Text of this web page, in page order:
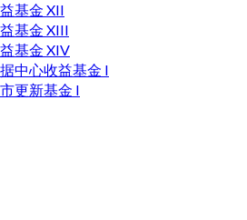
基金 XII
基金 XIII
基金 XIV
中心收益基金 I
更新基金 I